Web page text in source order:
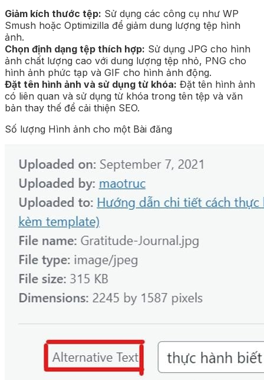
Giảm kích thước tệp: Sử dụng các công cụ như WP
Smush hoặc Optimizilla để giảm dung lượng tệp hình
ảnh.
Chọn định dạng tệp thích hợp: Sử dụng JPG cho hình
ảnh chất lượng cao với dung lượng tệp nhỏ, PNG cho
hình ảnh phức tạp và GIF cho hình ảnh động.
Đặt tên hình ảnh và sử dụng từ khóa: Đặt tên hình ảnh
có liên quan và sử dụng từ khóa trong tên tệp và văn
bản thay thế để cải thiện SEO.
Số lượng Hình ảnh cho một Bài đăng